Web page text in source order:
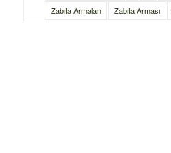
Zabıta Armaları
Zabıta Arması